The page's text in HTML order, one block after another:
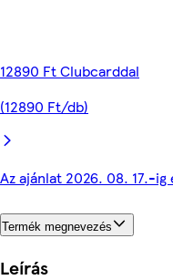
12890 Ft Clubcarddal
(12890 Ft/db)
Az ajánlat 2026. 08. 17.-ig
Termék megnevezés
Leírás